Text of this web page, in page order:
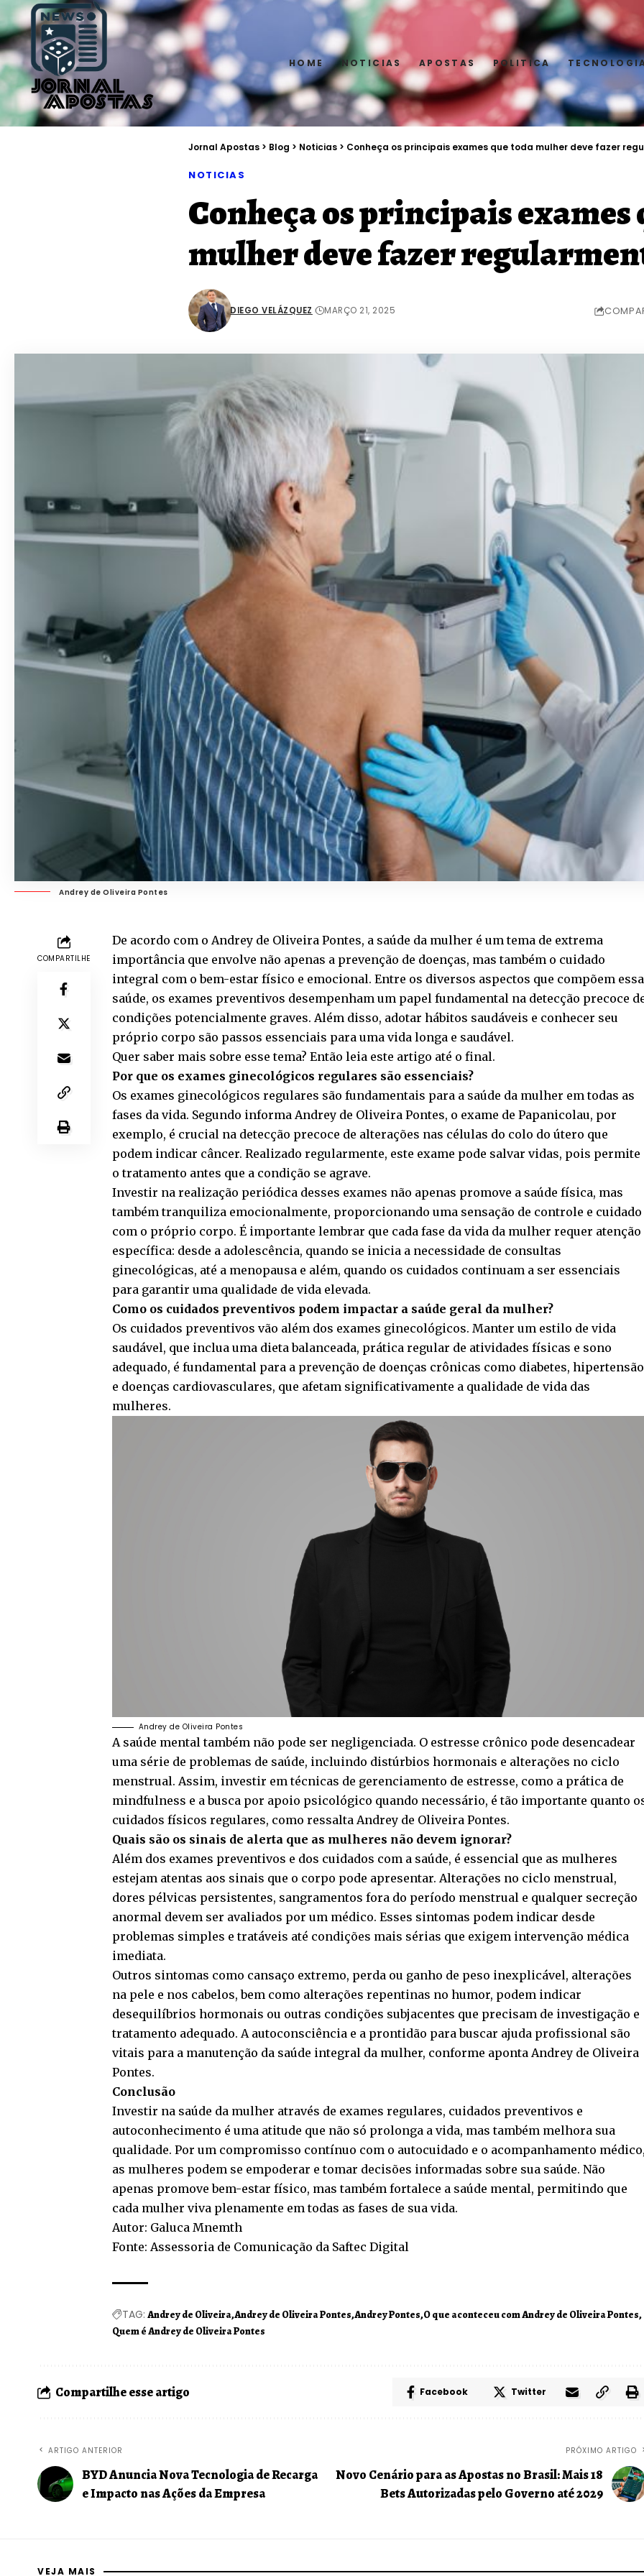
HOME NOTICIAS APOSTAS POLITICA
Jornal Apostas > Blog > Noticias > Conheça os principais exames que toda mulher deve fazer
NOTICIAS
Conheça os principais exames
mulher deve fazer
DIEGO VELÁZQUEZ MARÇO 21, 2025
Andrey de Oliveira Pontes
COMPARTILHE
De acordo com o Andrey de Oliveira Pontes, a saúde da mulher é um tema de extrema
importância que envolve não apenas a prevenção de doenças, mas também o cuidado
integral com o bem-estar físico e emocional. Entre os diversos aspectos que compõem essa
saúde, os exames preventivos desempenham um papel fundamental na detecção precoce
condições potencialmente graves. Além disso, adotar hábitos saudáveis e conhecer seu
próprio corpo são passos essenciais para uma vida longa e saudável.
Quer saber mais sobre esse tema? Então leia este artigo até o final.
Por que os exames ginecológicos regulares são essenciais?
Os exames ginecológicos regulares são fundamentais para a saúde da mulher em todas as
fases da vida. Segundo informa Andrey de Oliveira Pontes, o exame de Papanicolau, por
exemplo, é crucial na detecção precoce de alterações nas células do colo do útero que
podem indicar câncer. Realizado regularmente, este exame pode salvar vidas, pois permite
o tratamento antes que a condição se agrave.
Investir na realização periódica desses exames não apenas promove a saúde física, mas
também tranquiliza emocionalmente, proporcionando uma sensação de controle e cuidado
com o próprio corpo. É importante lembrar que cada fase da vida da mulher requer atenção
específica: desde a adolescência, quando se inicia a necessidade de consultas
ginecológicas, até a menopausa e além, quando os cuidados continuam a ser essenciais
para garantir uma qualidade de vida elevada.
Como os cuidados preventivos podem impactar a saúde geral da mulher?
Os cuidados preventivos vão além dos exames ginecológicos. Manter um estilo de vida
saudável, que inclua uma dieta balanceada, prática regular de atividades físicas e sono
adequado, é fundamental para a prevenção de doenças crônicas como diabetes, hipertensão
e doenças cardiovasculares, que afetam significativamente a qualidade de vida das
mulheres.
Andrey de Oliveira Pontes
A saúde mental também não pode ser negligenciada. O estresse crônico pode desencadear
uma série de problemas de saúde, incluindo distúrbios hormonais e alterações no ciclo
menstrual. Assim, investir em técnicas de gerenciamento de estresse, como a prática de
mindfulness e a busca por apoio psicológico quando necessário, é tão importante quanto
cuidados físicos regulares, como ressalta Andrey de Oliveira Pontes.
Quais são os sinais de alerta que as mulheres não devem ignorar?
Além dos exames preventivos e dos cuidados com a saúde, é essencial que as mulheres
estejam atentas aos sinais que o corpo pode apresentar. Alterações no ciclo menstrual,
dores pélvicas persistentes, sangramentos fora do período menstrual e qualquer secreção
anormal devem ser avaliados por um médico. Esses sintomas podem indicar desde
problemas simples e tratáveis até condições mais sérias que exigem intervenção médica
imediata.
Outros sintomas como cansaço extremo, perda ou ganho de peso inexplicável, alterações
na pele e nos cabelos, bem como alterações repentinas no humor, podem indicar
desequilíbrios hormonais ou outras condições subjacentes que precisam de investigação e
tratamento adequado. A autoconsciência e a prontidão para buscar ajuda profissional são
vitais para a manutenção da saúde integral da mulher, conforme aponta Andrey de Oliveira
Pontes.
Conclusão
Investir na saúde da mulher através de exames regulares, cuidados preventivos e
autoconhecimento é uma atitude que não só prolonga a vida, mas também melhora sua
qualidade. Por um compromisso contínuo com o autocuidado e o acompanhamento
as mulheres podem se empoderar e tomar decisões informadas sobre sua saúde. Não
apenas promove bem-estar físico, mas também fortalece a saúde mental, permitindo que
cada mulher viva plenamente em todas as fases de sua vida.
Autor: Galuca Mnemth
Fonte: Assessoria de Comunicação da Saftec Digital
TAG: Andrey de Oliveira Andrey de Oliveira Pontes Andrey Pontes O que aconteceu com Andrey de Oliveira Pontes
Quem é Andrey de Oliveira Pontes
Compartilhe esse artigo Facebook Twitter
ARTIGO ANTERIOR
BYD Anuncia Nova Tecnologia de Recarga
e Impacto nas Ações da Empresa
PRÓXIMO ARTIGO
Novo Cenário para as Apostas no Brasil: Mais 18
Bets Autorizadas pelo Governo até 2029
VEJA MAIS